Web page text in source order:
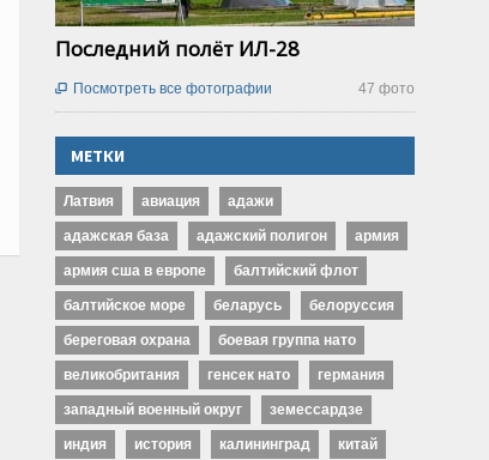
Последний полёт ИЛ-28
47 фото
 Посмотреть все фотографии
МЕТКИ
Латвия авиация адажи
адажская база адажский полигон армия
армия сша в европе балтийский флот
балтийское море беларусь белоруссия
береговая охрана боевая группа нато
великобритания генсек нато германия
западный военный округ земессардзе
индия история калининград китай